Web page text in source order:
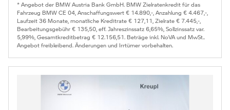
* Angebot der BMW Austria Bank GmbH. BMW Zielratenkredit für das
Fahrzeug BMW CE 04, Anschaffungswert € 14.890,-, Anzahlung € 4.467,-,
Laufzeit 36 Monate, monatliche Kreditrate € 127,11, Zielrate € 7.445,-,
Bearbeitungsgebühr € 135,50, eff. Jahreszinssatz 6,65%, Sollzinssatz var.
5,99%, Gesamtkreditbetrag € 12.156,51. Beträge inkl. NoVA und MwSt..
Angebot freibleibend. Änderungen und Irrtümer vorbehalten.